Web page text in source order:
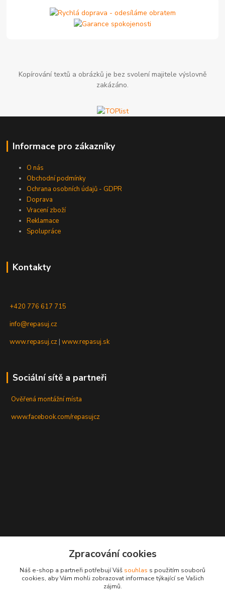
Kopírování textů a obrázků je bez svolení majitele výslovně
zakázáno.
Informace pro zákazníky
O nás
Obchodní podmínky
Ochrana osobních údajů - GDPR
Doprava
Vracení zboží
Reklamace
Spolupráce
Kontakty
+420 776 617 715
info@repasuj.cz
www.repasuj.cz |www.repasuj.sk
Sociální sítě a partneři
Ověřená montážní místa
www.facebook.com/repasujcz
Zpracování cookies
Náš e-shop a partneři potřebují Váš souhlas s použitím souborů
cookies, aby Vám mohli zobrazovat informace týkající se Vašich
zájmů.